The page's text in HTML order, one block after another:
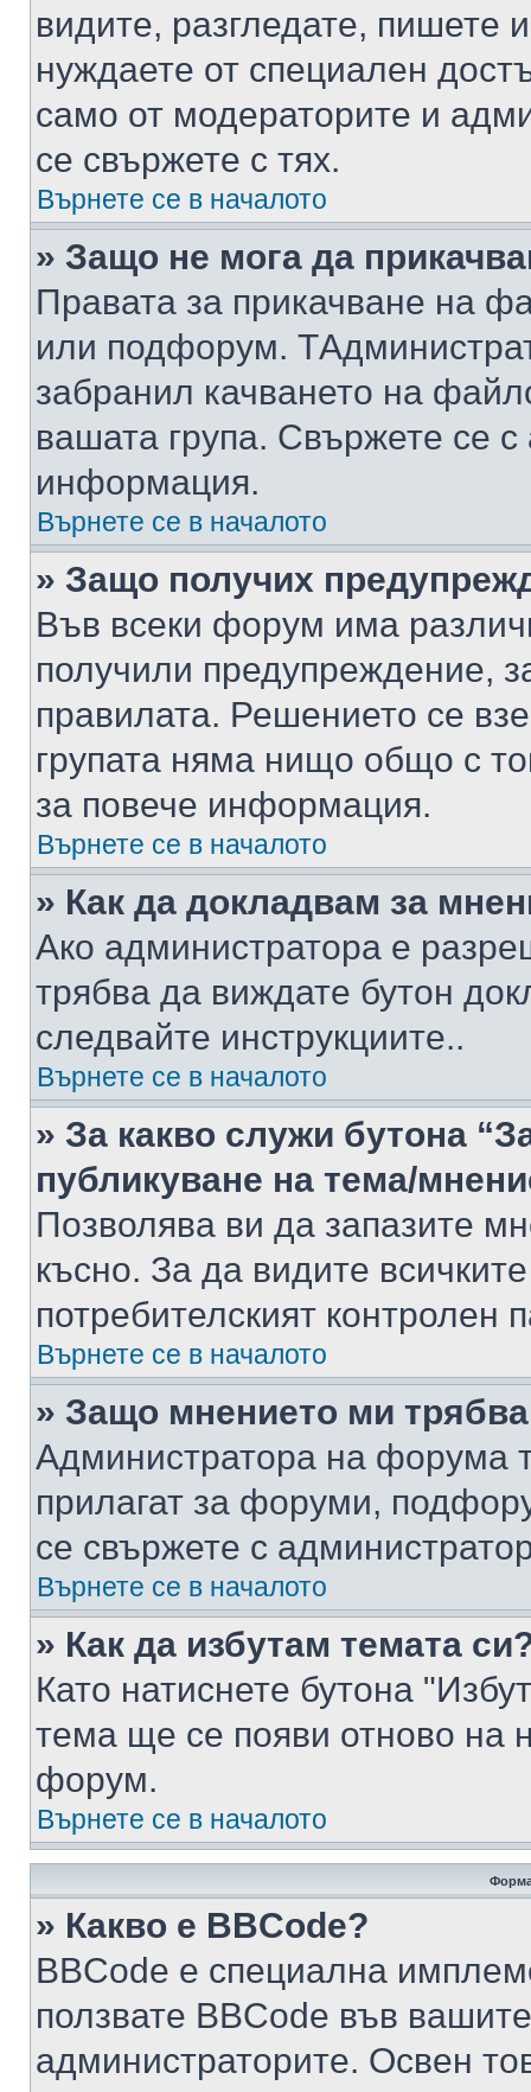
видите, разгледате, пишете
нуждаете от специален
само от модераторите и
се свържете с тях.
Върнете се в началото
» Защо не мога да
Правата за прикачване на
или подфорум.
забранил качването на
вашата група. Свържете се
информация.
Върнете се в началото
» Защо получих
Във всеки форум има
получили предупреждение,
правилата. Решението се
групата няма нищо общо с
за повече информация.
Върнете се в началото
» Как да докладвам за
Ако администратора е
трябва да виждате бутон
следвайте инструкциите..
Върнете се в началото
» За какво служи бутона
публикуване на тема/
Позволява ви да запазите
късно. За да видите
потребителският контролен
Върнете се в началото
» Защо мнението ми
Администратора на форума
прилагат за форуми,
се свържете с
Върнете се в началото
» Как да избутам темата
Като натиснете бутона
тема ще се появи отново на
форум.
Върнете се в началото
» Какво е BBCode?
BBCode е специална
ползвате BBCode във
администраторите. Освен